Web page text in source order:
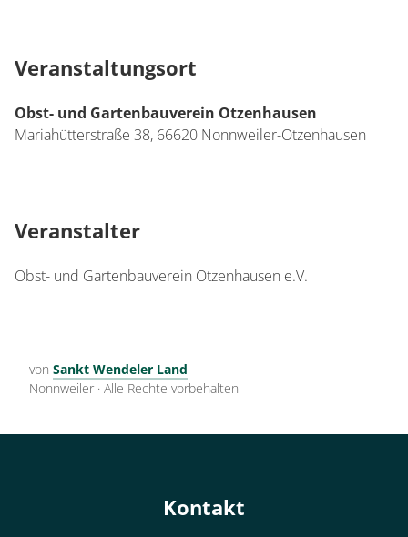
Veranstaltungsort
Obst- und Gartenbauverein Otzenhausen
Mariahütterstraße 38, 66620 Nonnweiler-Otzenhausen
Veranstalter
Obst- und Gartenbauverein Otzenhausen e.V.
von Sankt Wendeler Land
Nonnweiler · Alle Rechte vorbehalten
Kontakt